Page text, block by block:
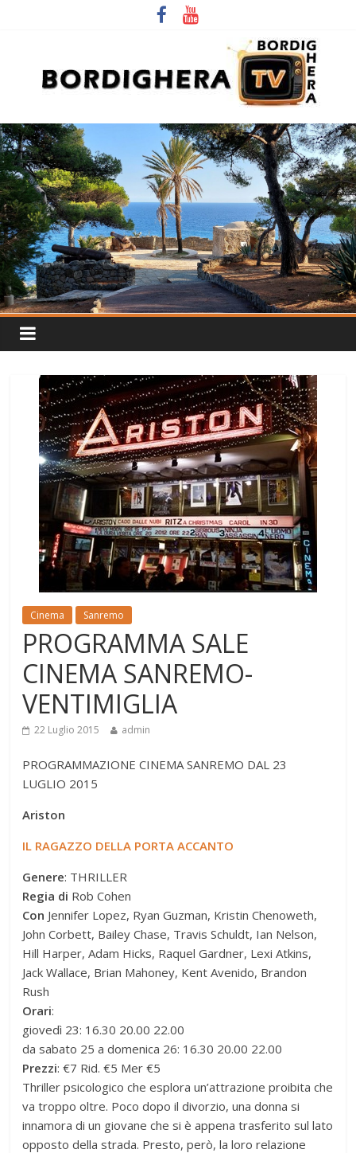
Cinema Sanremo
PROGRAMMA SALE
CINEMA SANREMO-
VENTIMIGLIA
22 Luglio 2015 admin
PROGRAMMAZIONE CINEMA SANREMO DAL 23
LUGLIO 2015
Ariston
IL RAGAZZO DELLA PORTA ACCANTO
Genere: THRILLER
Regia di Rob Cohen
Con Jennifer Lopez, Ryan Guzman, Kristin Chenoweth,
John Corbett, Bailey Chase, Travis Schuldt, Ian Nelson,
Hill Harper, Adam Hicks, Raquel Gardner, Lexi Atkins,
Jack Wallace, Brian Mahoney, Kent Avenido, Brandon
Rush
Orari:
giovedì 23: 16.30 20.00 22.00
da sabato 25 a domenica 26: 16.30 20.00 22.00
Prezzi: €7 Rid. €5 Mer €5
Thriller psicologico che esplora un’attrazione proibita che
va troppo oltre. Poco dopo il divorzio, una donna si
innamora di un giovane che si è appena trasferito sul lato
opposto della strada. Presto, però, la loro relazione